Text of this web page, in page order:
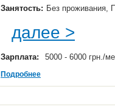
Занятость: Без проживания,
далее >
Зарплата: 5000 - 6000 грн./
Подробнее